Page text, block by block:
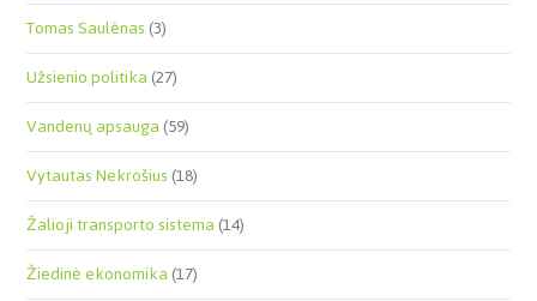
Tomas Saulėnas(3)
Užsienio politika(27)
Vandenų apsauga(59)
Vytautas Nekrošius(18)
Žalioji transporto sistema(14)
Žiedinė ekonomika(17)